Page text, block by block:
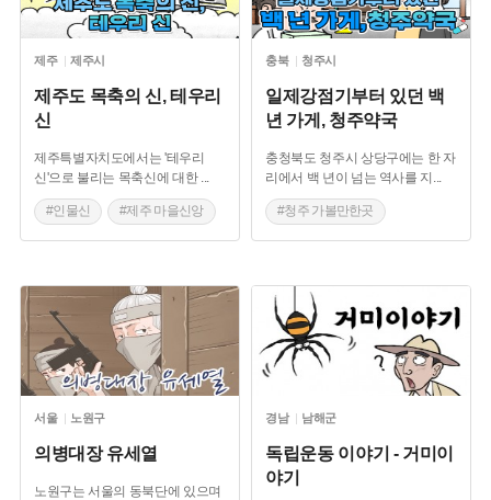
제주 제주시
제주도 목축의 신, 테우리
신
제주특별자치도에서는 '테우리
신'으로 불리는 목축신에 대한 ...
#인물신 #제주 마을신앙
충북 청주시
일제강점기부터 있던 백
년 가게, 청주약국
충청북도 청주시 상당구에는 한 자
리에서 백 년이 넘는 역사를 지 ...
#청주 가볼만한곳
#백년가게 #오래된 약방
서울 노원구
의병대장 유세열
노원구는 서울의 동북단에 있으며
경남 남해군
독립운동 이야기 - 거미이
야기